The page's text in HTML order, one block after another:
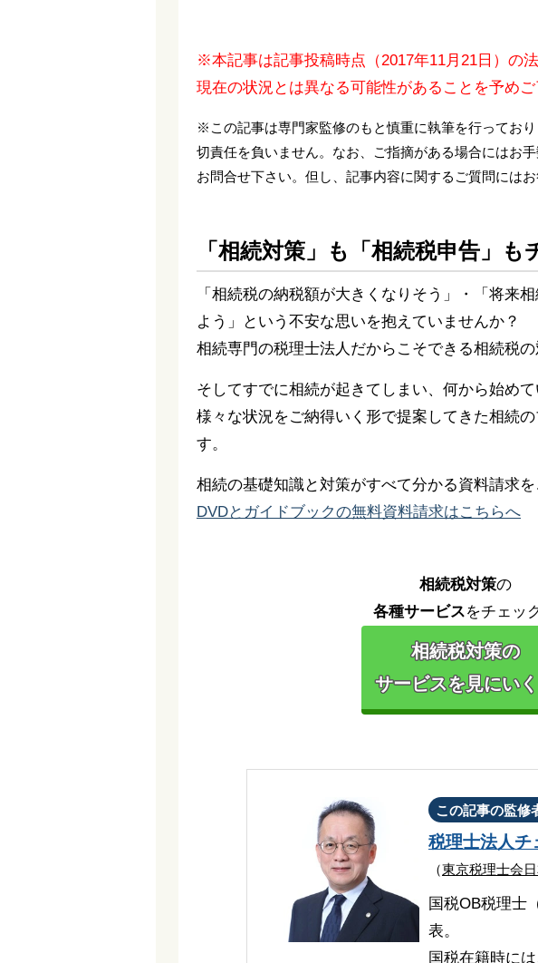
※本記事は記事投稿時点（2017年11月21日）の
現在の状況とは異なる可能性があることを予めご
※この記事は専門家監修のもと慎重に執筆を行ってお
切責任を負いません。なお、ご指摘がある場合にはお
お問合せ下さい。但し、記事内容に関するご質問には
「相続対策」も「相続税申告」も
「相続税の納税額が大きくなりそう」・「将来
よう」という不安な思いを抱えていませんか？
相続専門の税理士法人だからこそできる相続税の
そしてすでに相続が起きてしまい、何から始め
様々な状況をご納得いく形で提案してきた相続
す。
相続の基礎知識と対策がすべて分かる資料請求
DVDとガイドブックの無料資料請求はこちらへ
相続税対策の
各種サービスをチェッ
相続税対策の
サービスを見にいく
この記事の監修
税理士法人チ
（東京税理士会
国税OB税理士
表。
国税在籍時に